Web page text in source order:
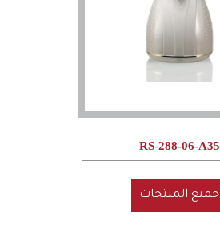
RS-288-06-A35
جميع المنتجات